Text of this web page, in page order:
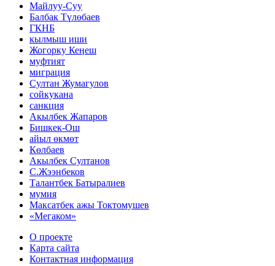
Майлуу-Суу
Балбак Түлөбаев
ГКНБ
кылмыш иши
Жогорку Кеӊеш
муфтият
миграция
Султан Жумагулов
сойкукана
санкция
Акылбек Жапаров
Бишкек-Ош
айыл өкмөт
Көлбаев
Акылбек Султанов
С.Жээнбеков
Талантбек Батыралиев
мумия
Максатбек ажы Токтомушев
«Мегаком»
О проекте
Карта сайта
Контактная информация